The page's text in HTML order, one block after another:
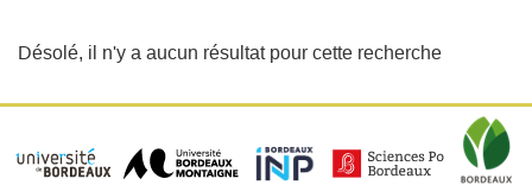
Désolé, il n'y a aucun résultat pour cette recherche